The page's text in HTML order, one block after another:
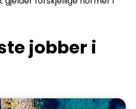
jobber i